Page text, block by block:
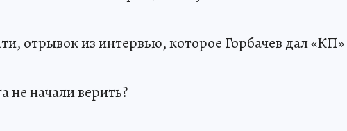
отрывок из интервью, которое Горбачев дал
не начали верить?